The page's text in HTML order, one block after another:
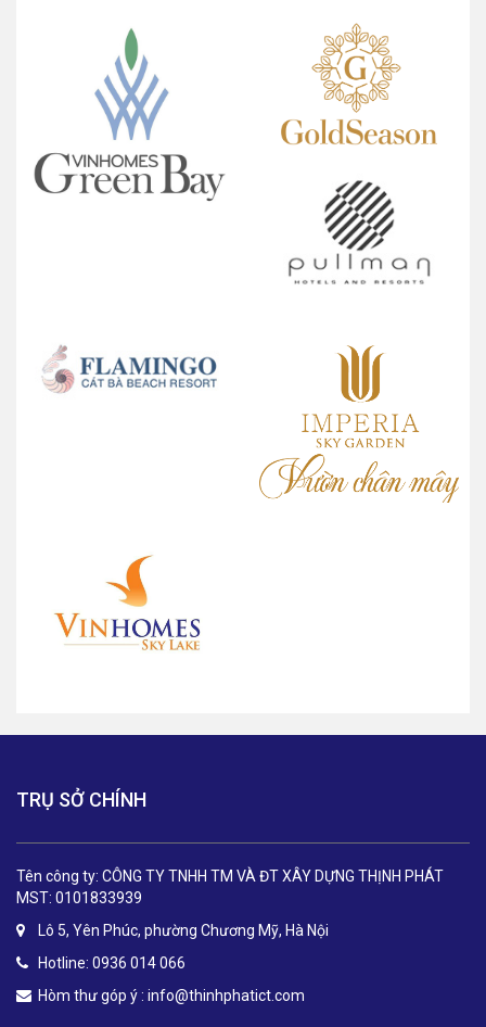
TRỤ SỞ CHÍNH
Tên công ty: CÔNG TY TNHH TM VÀ ĐT XÂY DỰNG THỊNH PHÁT
MST: 0101833939
Lô 5, Yên Phúc, phường Chương Mỹ, Hà Nội
Hotline: 0936 014 066
Hòm thư góp ý : info@thinhphatict.com